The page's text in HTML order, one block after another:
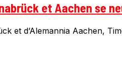
et Aachen se
et d’Alemannia Aachen,